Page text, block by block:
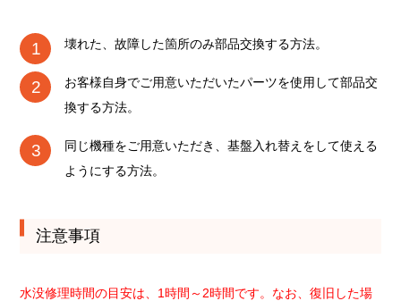
壊れた、故障した箇所のみ部品交換する方法。
お客様自身でご用意いただいたパーツを使用して部品交
換する方法。
同じ機種をご用意いただき、基盤入れ替えをして使える
ようにする方法。
注意事項
水没修理時間の目安は、1時間～2時間です。なお、復旧した場